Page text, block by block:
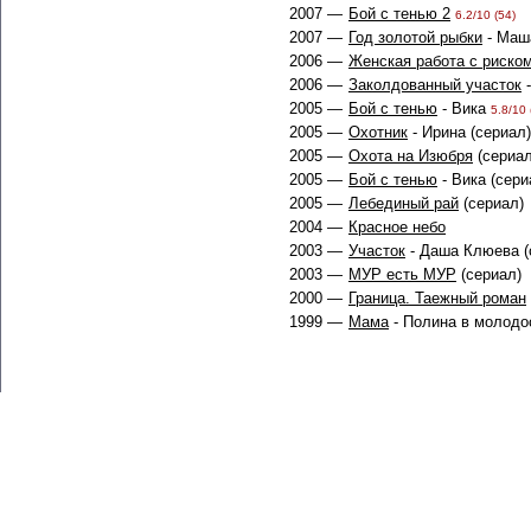
2007 — Бой с тенью 2 6.2/10 (54)
2007 — Год золотой рыбки -
2006 — Женская работа с
2006 — Заколдованный участок
2005 — Бой с тенью - Вика 5.8/10
2005 — Охотник - Ирина
2005 — Охота на Изюбря
2005 — Бой с тенью - Вика
2005 — Лебединый рай (сериал)
2004 — Красное небо
2003 — Участок - Даша Клюева
2003 — МУР есть МУР (сериал)
2000 — Граница. Таежный роман
1999 — Мама- Полина в